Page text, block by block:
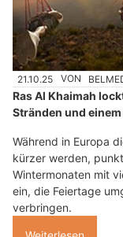
21.10.25 VON
Ras Al Khaimah
Stränden und
Während in Europa
kürzer werden,
Wintermonaten mit
ein, die Feiertage
verbringen.